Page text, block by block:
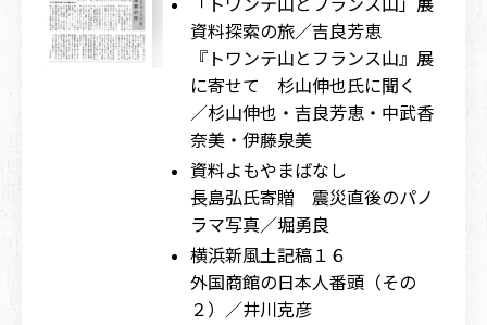
「トワンテ山とフランス山」展
資料探索の旅／吉良芳恵
『トワンテ山とフランス山』展
に寄せて 杉山伸也氏に聞く
／杉山伸也・吉良芳恵・中武香
奈美・伊藤泉美
資料よもやまばなし
長島弘氏寄贈 震災直後のパノ
ラマ写真／堀勇良
横浜新風土記稿１６
外国商館の日本人番頭（その
２）／井川克彦